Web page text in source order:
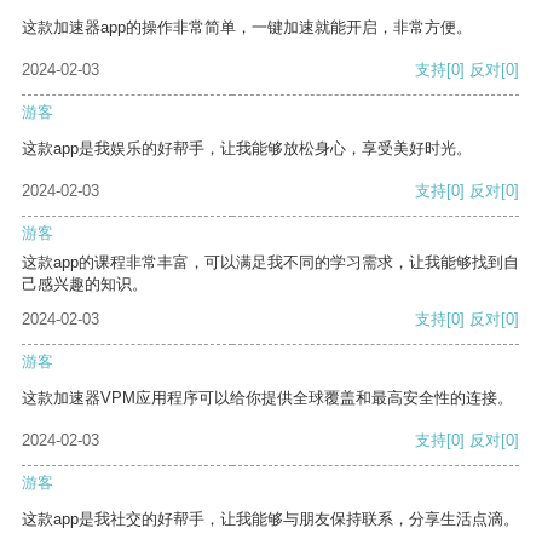
这款加速器app的操作非常简单，一键加速就能开启，非常方便。
2024-02-03 支持[0] 反对[0]
游客
这款app是我娱乐的好帮手，让我能够放松身心，享受美好时光。
2024-02-03 支持[0] 反对[0]
游客
这款app的课程非常丰富，可以满足我不同的学习需求，让我能够找到自
己感兴趣的知识。
2024-02-03
支持[0] 反对[0]
游客
这款加速器VPM应用程序可以给你提供全球覆盖和最高安全性的连接。
2024-02-03 支持[0] 反对[0]
游客
这款app是我社交的好帮手，让我能够与朋友保持联系，分享生活点滴。